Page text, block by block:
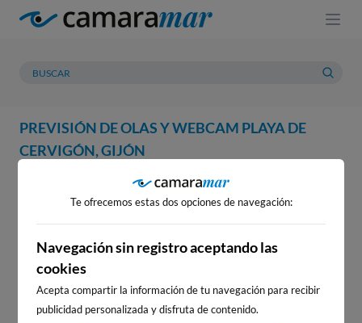
PREVISIÓN DE OLAS Y WEBCAM PLAYA DE
CERVIGÓN, GIJÓN
PREVISIÓN METEOROLOGÍA
WEBCAM PLAYA DE CERVIGÓN,
GIJÓN
Te ofrecemos estas dos opciones de navegación:
Navegación sin registro aceptando las
cookies
Acepta compartir la información de tu navegación para recibir
publicidad personalizada y disfruta de contenido.